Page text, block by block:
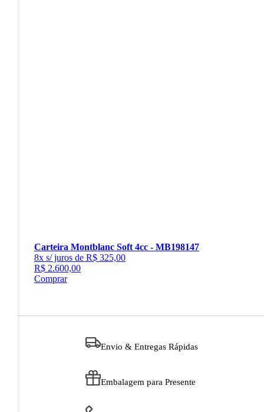
Carteira Montblanc Soft 4cc - MB198147
8x s/ juros de R$ 325,00
R$ 2.600,00
Comprar
Envio & Entregas Rápidas
Embalagem para Presente